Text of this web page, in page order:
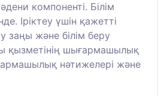
компоненті. Білім
Іріктеу үшін қажетті
заңы және білім беру
қызметінің шығармашылық
нәтижелері және